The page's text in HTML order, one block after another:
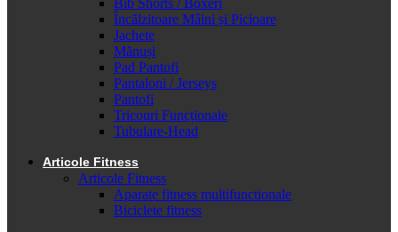
Încălzitoare Mâini și Picioare
Jachete
Mănuși
Pad Pantofi
Pantaloni / Jerseys
Pantofi
Tricouri Funcționale
Tubulare-Head
Articole Fitness
Articole Fitness
Aparate fitness multifunctionale
Biciclete fitness